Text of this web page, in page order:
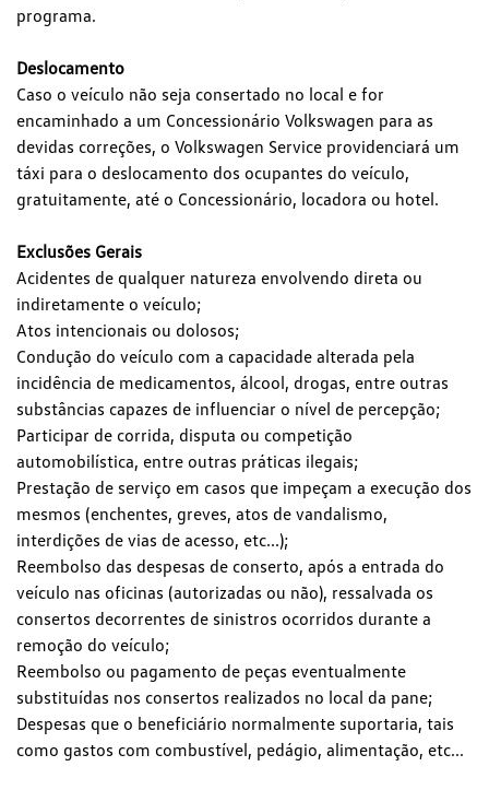
programa.
Deslocamento
Caso o veículo não seja consertado no local e for
encaminhado a um Concessionário Volkswagen para as
devidas correções, o Volkswagen Service providenciará um
táxi para o deslocamento dos ocupantes do veículo,
gratuitamente, até o Concessionário, locadora ou hotel.
Exclusões Gerais
Acidentes de qualquer natureza envolvendo direta ou
indiretamente o veículo;
Atos intencionais ou dolosos;
Condução do veículo com a capacidade alterada pela
incidência de medicamentos, álcool, drogas, entre outras
substâncias capazes de influenciar o nível de percepção;
Participar de corrida, disputa ou competição
automobilística, entre outras práticas ilegais;
Prestação de serviço em casos que impeçam a execução dos
mesmos (enchentes, greves, atos de vandalismo,
interdições de vias de acesso, etc...);
Reembolso das despesas de conserto, após a entrada do
veículo nas oficinas (autorizadas ou não), ressalvada os
consertos decorrentes de sinistros ocorridos durante a
remoção do veículo;
Reembolso ou pagamento de peças eventualmente
substituídas nos consertos realizados no local da pane;
Despesas que o beneficiário normalmente suportaria, tais
como gastos com combustível, pedágio, alimentação, etc...